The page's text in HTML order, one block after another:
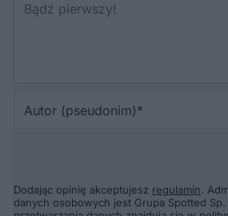
Dodając opinię akceptujesz regulamin.
danych osobowych jest Grupa Spotted Sp.